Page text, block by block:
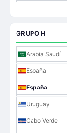
GRUPO H
Arabia Saudí
España
España
Uruguay
Cabo Verde